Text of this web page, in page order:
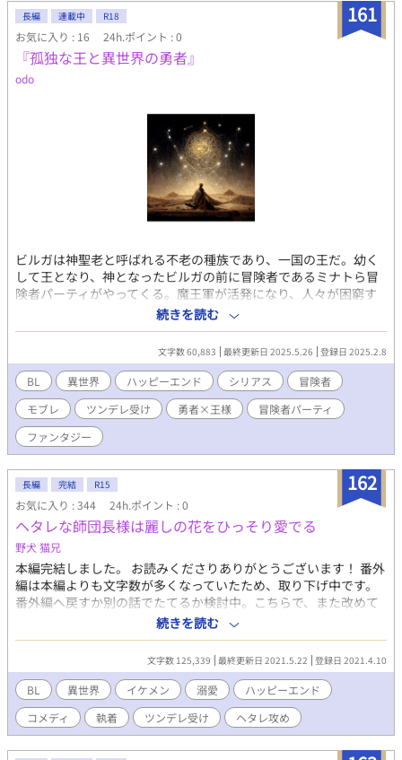
ンタジー ・受けがかわいそうな目に遭うシーンがあります。苦手
な方はご注意ください ・少年漫画風を目指して書いた某ラノベ公
募の中間選考通過作品を、BL小説に書き改めました ・技の名前を
叫びながら戦う感じのライトなファンタジーです ・女装シーンあ
り、脇に男女カプあり ・R18シーンにはタイトルに「※」をつけ
161
長編 連載中 R18
お気に入り : 16 24h.ポイント : 0
『孤独な王と異世界の勇者』
odo
ビルガは神聖老と呼ばれる不老の種族であり、一国の王だ。幼く
して王となり、神となったビルガの前に冒険者であるミナトら冒
険者パーティがやってくる。魔王軍が活発になり、人々が困窮す
る中、世界は様々な移り変わりを見せる。ビルガの国でも不穏な
動きがあり... ‪☆月曜日更新後、一週間更新に変わります。 この小
説は完結後、暫く見られなくなります。よろしくお願い致しま
す。
続きを読む
文字数 60,883 最終更新日 2025.5.26 登録日 2025.2.8
BL 異世界 ハッピーエンド シリアス
冒険者
モブレ
ツンデレ受け 勇者×王様
冒険者パーティ
ファンタジー
162
長編 完結 R15
お気に入り : 344 24h.ポイント : 0
ヘタレな師団長様は麗しの花をひっそり愛でる
野犬 猫兄
本編完結しました。 お読みくださりありがとうございます！ 番外
編は本編よりも文字数が多くなっていたため、取り下げ中です。
番外編へ戻すか別の話でたてるか検討中。こちらで、また改めて
ご連絡いたします。 第９回ＢＬ小説大賞では、ポイントを入れて
くださった皆様、またお読みくださった皆様、どうもありがとう
ございました_(._.)_ 【本編】 ある男を麗しの花と呼び、ひっそり
と想いを育てていた。ある時は愛しいあまり心の中で悶え、ある
時は不甲斐なさに葛藤したり、愛しい男の姿を見ては明日も頑張
ろうと思う、ヘタレ男の牛のような歩み寄りと天然を炸裂させる
男に相手も満更でもない様子で進むほのぼの？コメディ話。 ヘタ
レ真面目タイプの師団長×ツンデレタイプの師団長 2022.10.28ご
連絡:2022.10.30に番外編を修正するため下げさせていただきます
続きを読む
文字数 125,339 最終更新日 2021.5.22 登録日 2021.4.10
BL 異世界 イケメン 溺愛
ハッピーエンド
コメディ
執着 ツンデレ受け ヘタレ攻め